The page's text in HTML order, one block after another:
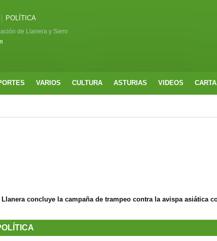
POLÍTICA
de Llanera y Siero
VARIOS CULTURA ASTURIAS VIDEOS
concluye la campaña de trampeo contra la avispa asiática